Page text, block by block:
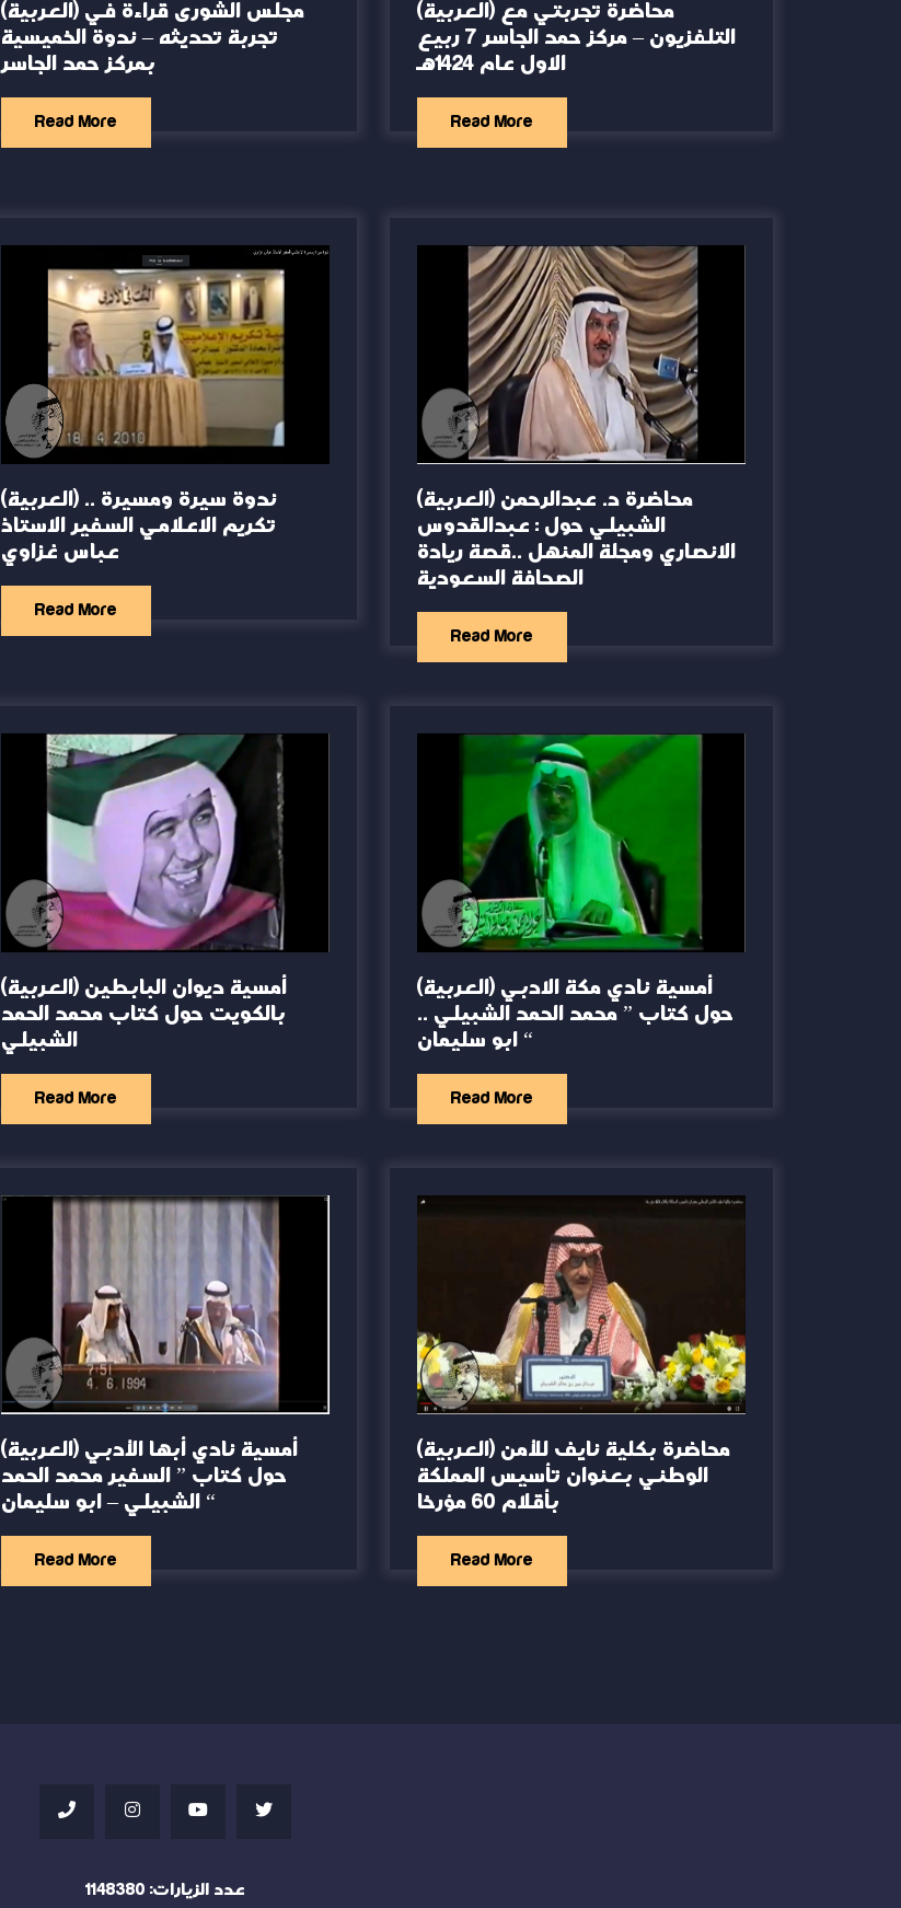
(العربية) مجلس الشورى قراءة في
تجربة تحديثه – ندوة الخميسية
بمركز حمد الجاسر
Read More
(العربية) محاضرة تجربتي مع
التلفزيون – مركز حمد الجاسر 7 ربيع
الاول عام 1424هـ
Read More
(العربية) ندوة سيرة ومسيرة ..
تكريم الاعلامي السفير الاستاذ
عباس غزاوي
Read More
(العربية) محاضرة د. عبدالرحمن
الشبيلي حول : عبدالقدوس
الانصاري ومجلة المنهل ..قصة ريادة
الصحافة السعودية
Read More
(العربية) أمسية ديوان البابطين
بالكويت حول كتاب محمد الحمد
الشبيلي
Read More
(العربية) أمسية نادي مكة الادبي
حول كتاب ” محمد الحمد الشبيلي ..
ابو سليمان “
Read More
(العربية) أمسية نادي أبها الأدبي
حول كتاب ” السفير محمد الحمد
الشبيلي – ابو سليمان “
Read More
(العربية) محاضرة بكلية نايف للأمن
الوطني بعنوان تأسيس المملكة
بأقلام 60 مؤرخا
Read More
عدد الزيارات: 1148380